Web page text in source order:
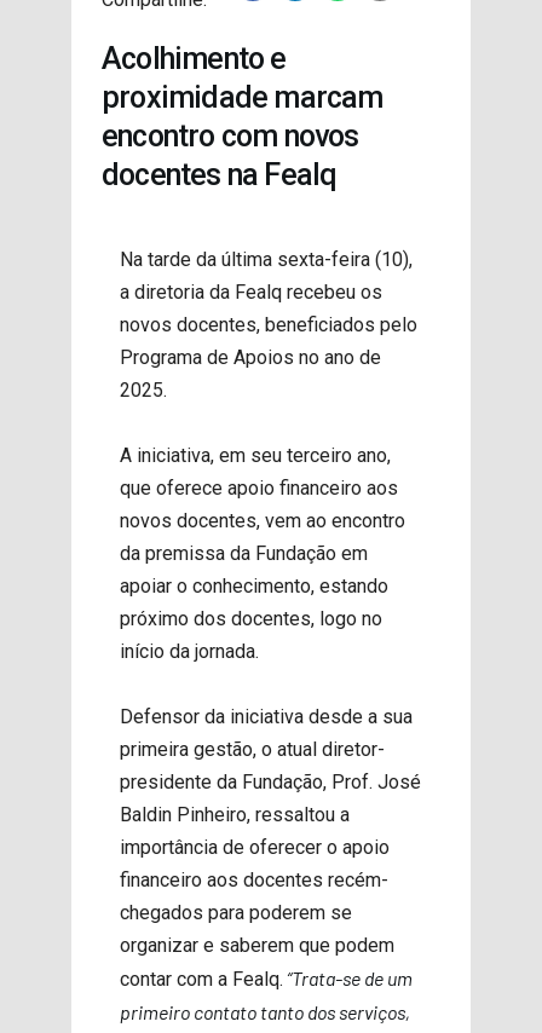
Acolhimento e
proximidade marcam
encontro com novos
docentes na Fealq
Na tarde da última sexta-feira (10),
a diretoria da Fealq recebeu os
novos docentes, beneficiados pelo
Programa de Apoios no ano de
2025.
A iniciativa, em seu terceiro ano,
que oferece apoio financeiro aos
novos docentes, vem ao encontro
da premissa da Fundação em
apoiar o conhecimento, estando
próximo dos docentes, logo no
início da jornada.
Defensor da iniciativa desde a sua
primeira gestão, o atual diretor-
presidente da Fundação, Prof. José
Baldin Pinheiro, ressaltou a
importância de oferecer o apoio
financeiro aos docentes recém-
chegados para poderem se
organizar e saberem que podem
contar com a Fealq. “Trata-se de um
primeiro contato tanto dos serviços,